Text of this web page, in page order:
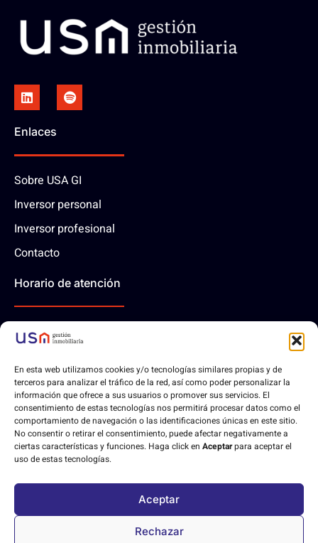
En esta web utilizamos cookies y/o tecnologías similares propias y de
terceros para analizar el tráfico de la red, así como poder personalizar la
información que ofrece a sus usuarios o promover sus servicios. El
consentimiento de estas tecnologías nos permitirá procesar datos como el
comportamiento de navegación o las identificaciones únicas en este sitio.
No consentir o retirar el consentimiento, puede afectar negativamente a
ciertas características y funciones. Haga click en Aceptarpara aceptar el
uso de estas tecnologías.
Aceptar
Rechazar
Enlaces
Sobre USA GI
Inversor personal
Inversor profesional
Contacto
Horario de atención
10:00 - 14:00 | Lunes-Viernes
Contáctanos
Aviso legalPolítica de privacidadPolítica de cookies
Declaración de accesibilidad
Desarrollo web hecho con❤porOrix diseño web.
Copyright © 2023. Todos los derechos reservados.